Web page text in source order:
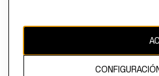
propiedad de H&M Hennes & Mauritz AB.